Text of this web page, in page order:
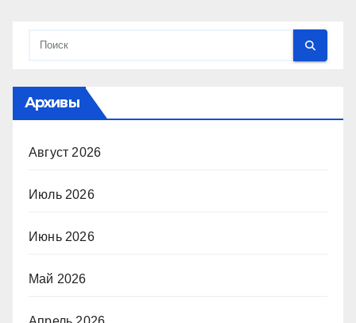
Архивы
Август 2026
Июль 2026
Июнь 2026
Май 2026